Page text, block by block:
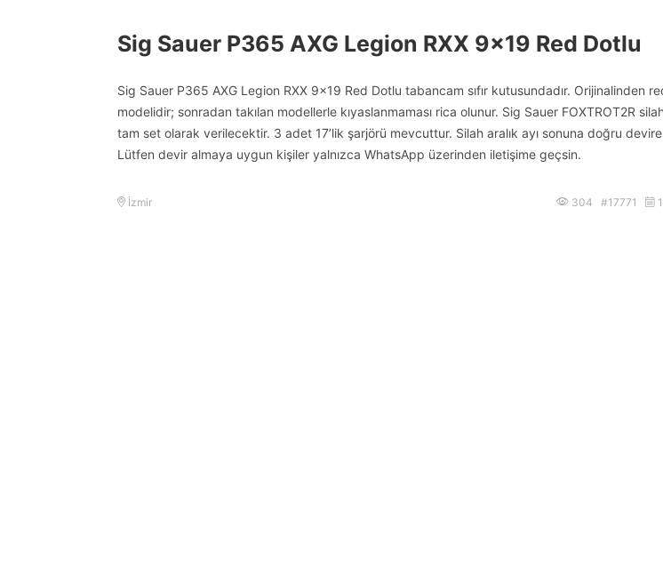
Sig Sauer P365 AXG Legion RXX 9×19 Red Dotlu
Sig Sauer P365 AXG Legion RXX 9×19 Red Dotlu tabancam sıfır kutusundadır. Orijinalinden
modelidir; sonradan takılan modellerle kıyaslanmaması rica olunur. Sig Sauer FOXTROT2R
tam set olarak verilecektir. 3 adet 17’lik şarjörü mevcuttur. Silah aralık ayı sonuna doğru devire
Lütfen devir almaya uygun kişiler yalnızca WhatsApp üzerinden iletişime geçsin.
İzmir 304 #17771